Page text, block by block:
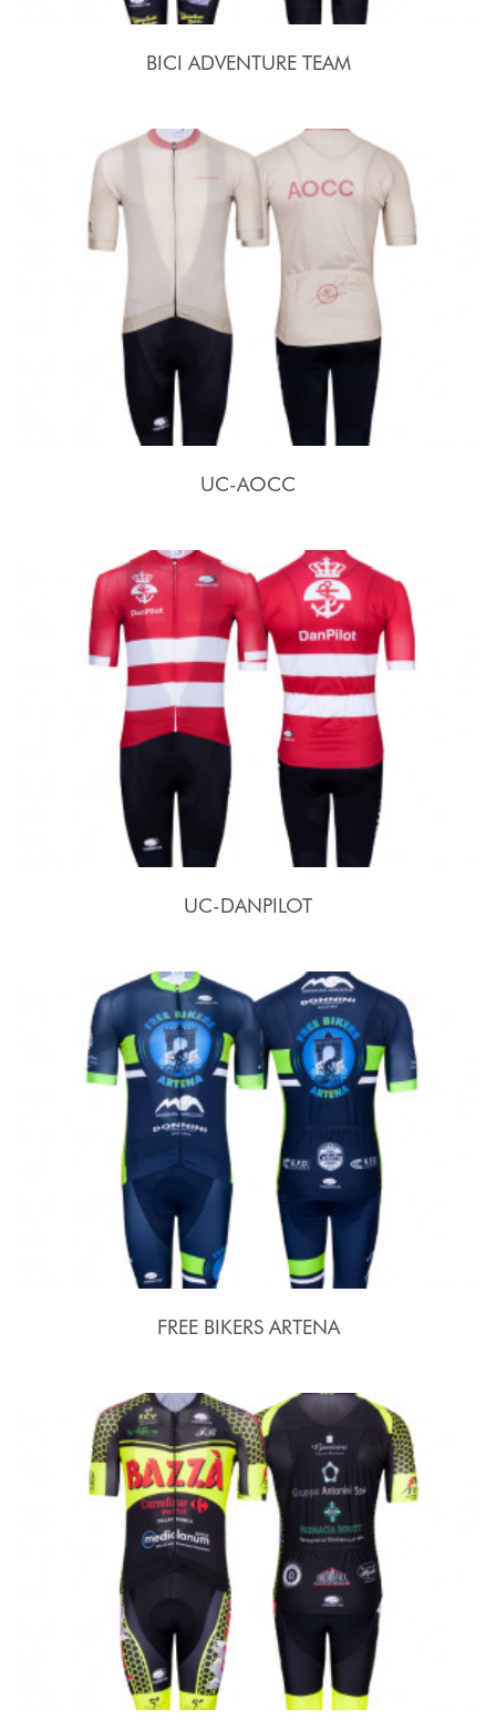
BICI ADVENTURE TEAM
UC-AOCC
UC-DANPILOT
FREE BIKERS ARTENA